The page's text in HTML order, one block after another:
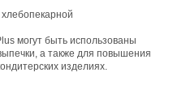
могут быть использованы
а также для повышения
изделиях.